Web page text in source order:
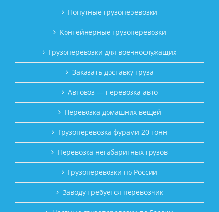
Попутные грузоперевозки
Контейнерные грузоперевозки
Грузоперевозки для военнослужащих
Заказать доставку груза
Автовоз — перевозка авто
Перевозка домашних вещей
Грузоперевозка фурами 20 тонн
Перевозка негабаритных грузов
Грузоперевозки по России
Заводу требуется перевозчик